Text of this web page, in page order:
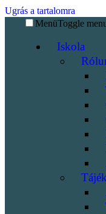
Ugrás a tartalomra
MenüToggle
Iskola